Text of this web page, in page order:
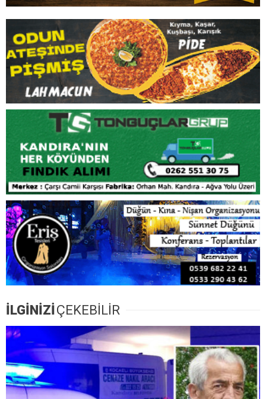
İLGİNİZİÇEKEBİLİR